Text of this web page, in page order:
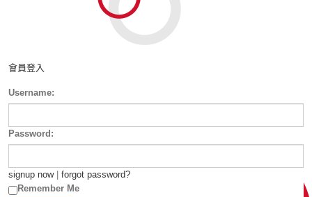
會員登入
Username:
Password:
signup now| forgot password?
Remember Me